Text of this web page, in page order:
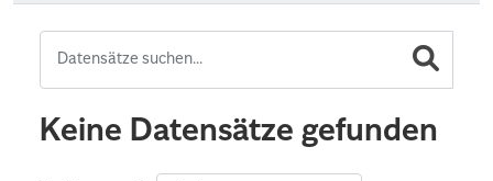
Keine Datensätze gefunden